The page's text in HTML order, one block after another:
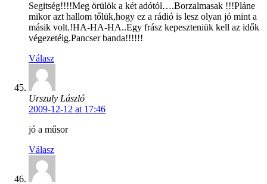
Segitség!!!!Meg örülök a két adótól….Borzalmasak !!!Pláne
mikor azt hallom tőlük,hogy ez a rádió is lesz olyan jó mint a
másik volt.!HA-HA-HA..Egy frász kepeszteniük kell az idők
végezetéig.Pancser banda!!!!!!
Válasz
Urszuly László
2009-12-12 at 17:46
jó a műsor
Válasz